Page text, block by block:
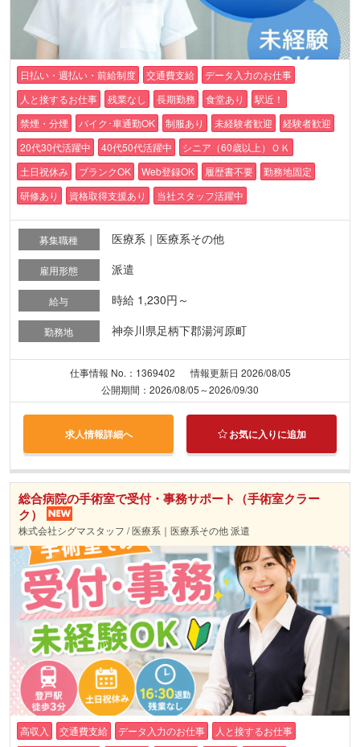
日払い・週払い・前給制度 交通費支給
データ入力のお仕事
人と接するお仕事
残業なし 長期勤務 食堂あり
駅近！
禁煙・分煙
バイク･車通勤OK 制服あり 未経験者歓迎
経験者歓迎
20代30代活躍中
40代50代活躍中
シニア（60歳以上）ＯＫ
土日祝休み
ブランクOK Web登録OK 履歴書不要
勤務地固定
研修あり
資格取得支援あり 当社スタッフ活躍中
募集職種 医療系｜医療系その他
雇用形態 派遣
給与 時給 1,230円～
勤務地 神奈川県足柄下郡湯河原町
仕事情報 No.：1369402
情報更新日 2026/08/05
公開期間：2026/08/05～2026/09/30
求人情報詳細へ お気に入りに追加
総合病院の手術室で受付・事務サポート（手術室クラー
ク）
株式会社シグマスタッフ / 医療系｜医療系その他 派遣
高収入 交通費支給 データ入力のお仕事
人と接するお仕事